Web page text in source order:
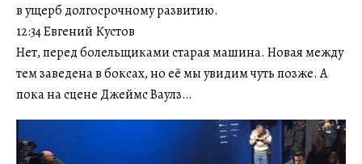
в ущерб долгосрочному развитию.
12:34 Евгений Кустов
Нет, перед болельщиками старая машина. Новая между
тем заведена в боксах, но её мы увидим чуть позже. А
пока на сцене Джеймс Ваулз…